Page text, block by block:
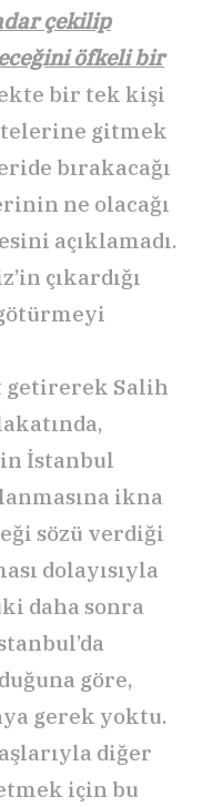
çekilip
öfkeli bir
bir tek kişi
gitmek
bırakacağı
ne olacağı
açıklamadı.
çıkardığı
getirerek Salih
İstanbul
ikna
sözü verdiği
dolayısıyla
daha sonra
göre,
gerek yoktu.
diğer
için bu